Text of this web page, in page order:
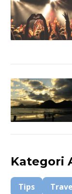
Kategori
Tips